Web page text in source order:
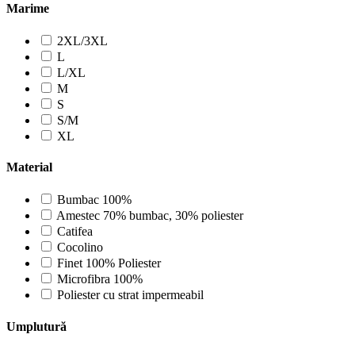
Marime
2XL/3XL
L
L/XL
M
S
S/M
XL
Material
Bumbac 100%
Amestec 70% bumbac, 30% poliester
Catifea
Cocolino
Finet 100% Poliester
Microfibra 100%
Poliester cu strat impermeabil
Umplutură